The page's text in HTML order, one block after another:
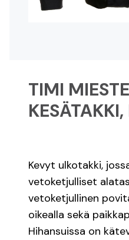
TIMI
Kevyt ulkotakki,
vetoketjulliset
vetoketjullinen
oikealla sekä
Hihansuissa on